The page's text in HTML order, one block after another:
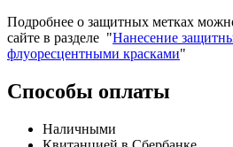
Подробнее о защитных метках
сайте в разделе "Нанесение
флуоресцентными красками"
Способы оплаты
Наличными